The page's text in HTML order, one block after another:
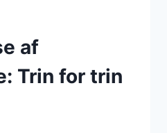
af
Trin for trin